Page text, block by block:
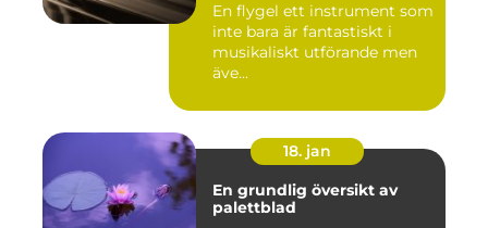
En flygel ett instrument som
inte bara är fantastiskt i
musikaliskt utförande men
äve...
18. jan
En grundlig översikt av
palettblad